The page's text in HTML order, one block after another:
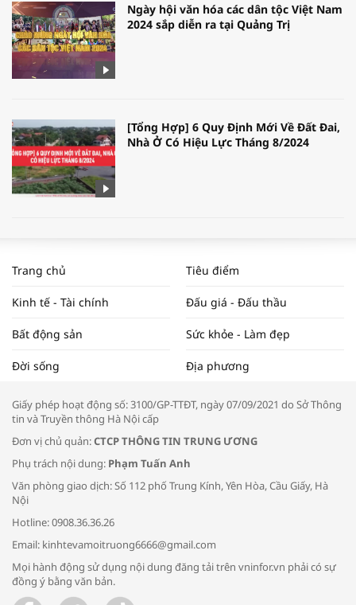
Ngày hội văn hóa các dân tộc Việt Nam
2024 sắp diễn ra tại Quảng Trị
[Tổng Hợp] 6 Quy Định Mới Về Đất Đai,
Nhà Ở Có Hiệu Lực Tháng 8/2024
NAM NĂM 2024 VÀ NĂM 2025 | NHỊP
ĐẬP THỊ TRƯỜNG #62
Tọa đàm “Xúc tiến thương mại: Khơi
Bác sĩ tư vấn cách phòng tránh bệnh
đường hô hấp trong thời tiết giao mùa
Trao yêu thương cho em
Trang chủ Tiêu điểm
Kinh tế - Tài chính Đấu giá - Đấu thầu
Bất động sản Sức khỏe - Làm đẹp
Đời sống Địa phương
Giấy phép hoạt động số: 3100/GP-TTĐT, ngày 07/09/2021 do Sở Thông
tin và Truyền thông Hà Nội cấp
Đơn vị chủ quản:CTCP THÔNG TIN TRUNG ƯƠNG
Phụ trách nội dung: Phạm Tuấn Anh
Văn phòng giao dịch: Số 112 phố Trung Kính, Yên Hòa, Cầu Giấy, Hà
Nội
Hotline: 0908.36.36.26
Email: kinhtevamoitruong6666@gmail.com
Mọi hành động sử dụng nội dung đăng tải trên vninfor.vn phải có sự
đồng ý bằng văn bản.